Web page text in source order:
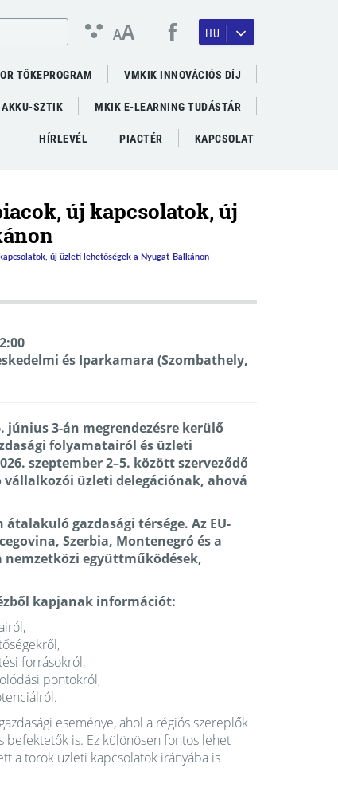
AA HU
TŐKEPROGRAM VMKIK INNOVÁCIÓS DÍJ
AKKU-SZTIK MKIK E-LEARNING TUDÁSTÁR
HÍRLEVÉL PIACTÉR KAPCSOLAT
új kapcsolatok, új
új üzleti lehetőségek a Nyugat-Balkánon
és Iparkamara (Szombathely,
június 3-án megrendezésre kerülő
folyamatairól és üzleti
szeptember 2–5. között szerveződő
vállalkozói üzleti delegációnak, ahová
gazdasági térsége. Az EU-
Szerbia, Montenegró és a
együttműködések,
kapjanak információt:
forrásokról,
pontokról,
eseménye, ahol a régiós szereplők
is. Ez különösen fontos lehet
a török üzleti kapcsolatok irányába is